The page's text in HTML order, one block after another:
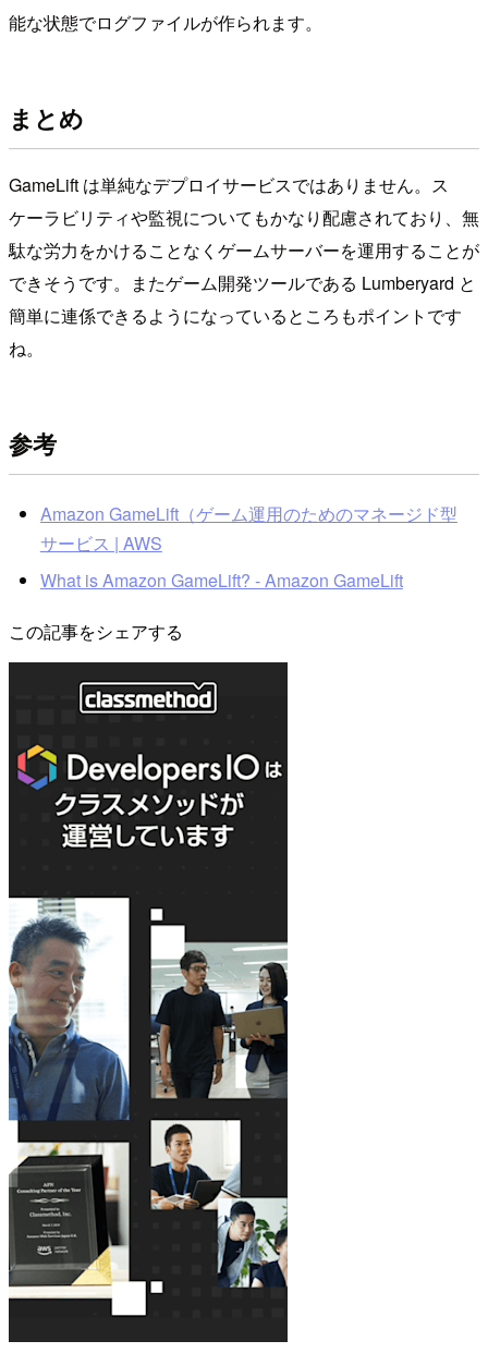
能な状態でログファイルが作られます。
まとめ
GameLift は単純なデプロイサービスではありません。ス
ケーラビリティや監視についてもかなり配慮されており、無
駄な労力をかけることなくゲームサーバーを運用することが
できそうです。またゲーム開発ツールである Lumberyard と
簡単に連係できるようになっているところもポイントです
ね。
参考
Amazon GameLift（ゲーム運用のためのマネージド型
サービス | AWS
What is Amazon GameLift? - Amazon GameLift
この記事をシェアする